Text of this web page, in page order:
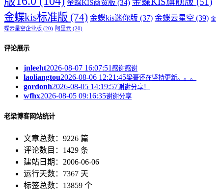
金蝶KIS商贸版 (34)
金蝶kis标准版 (74) 金蝶kis迷你版 (37) 金蝶云星空 (39) 金
蝶云星空企业版 (20) 阿里云 (20)
评论展示
jnleeht2026-08-07 16:07:51 感谢感谢
laoliangtou2026-08-06 12:21:45梁哥还在坚持更新。。。
gordonh2026-08-05 14:19:57谢谢分享！
wfhx2026-08-05 09:16:35谢谢分享
老梁博客网站统计
文章总数：9226 篇
评论数目：1429 条
建站日期：2006-06-06
运行天数：7367 天
标签总数：13859 个